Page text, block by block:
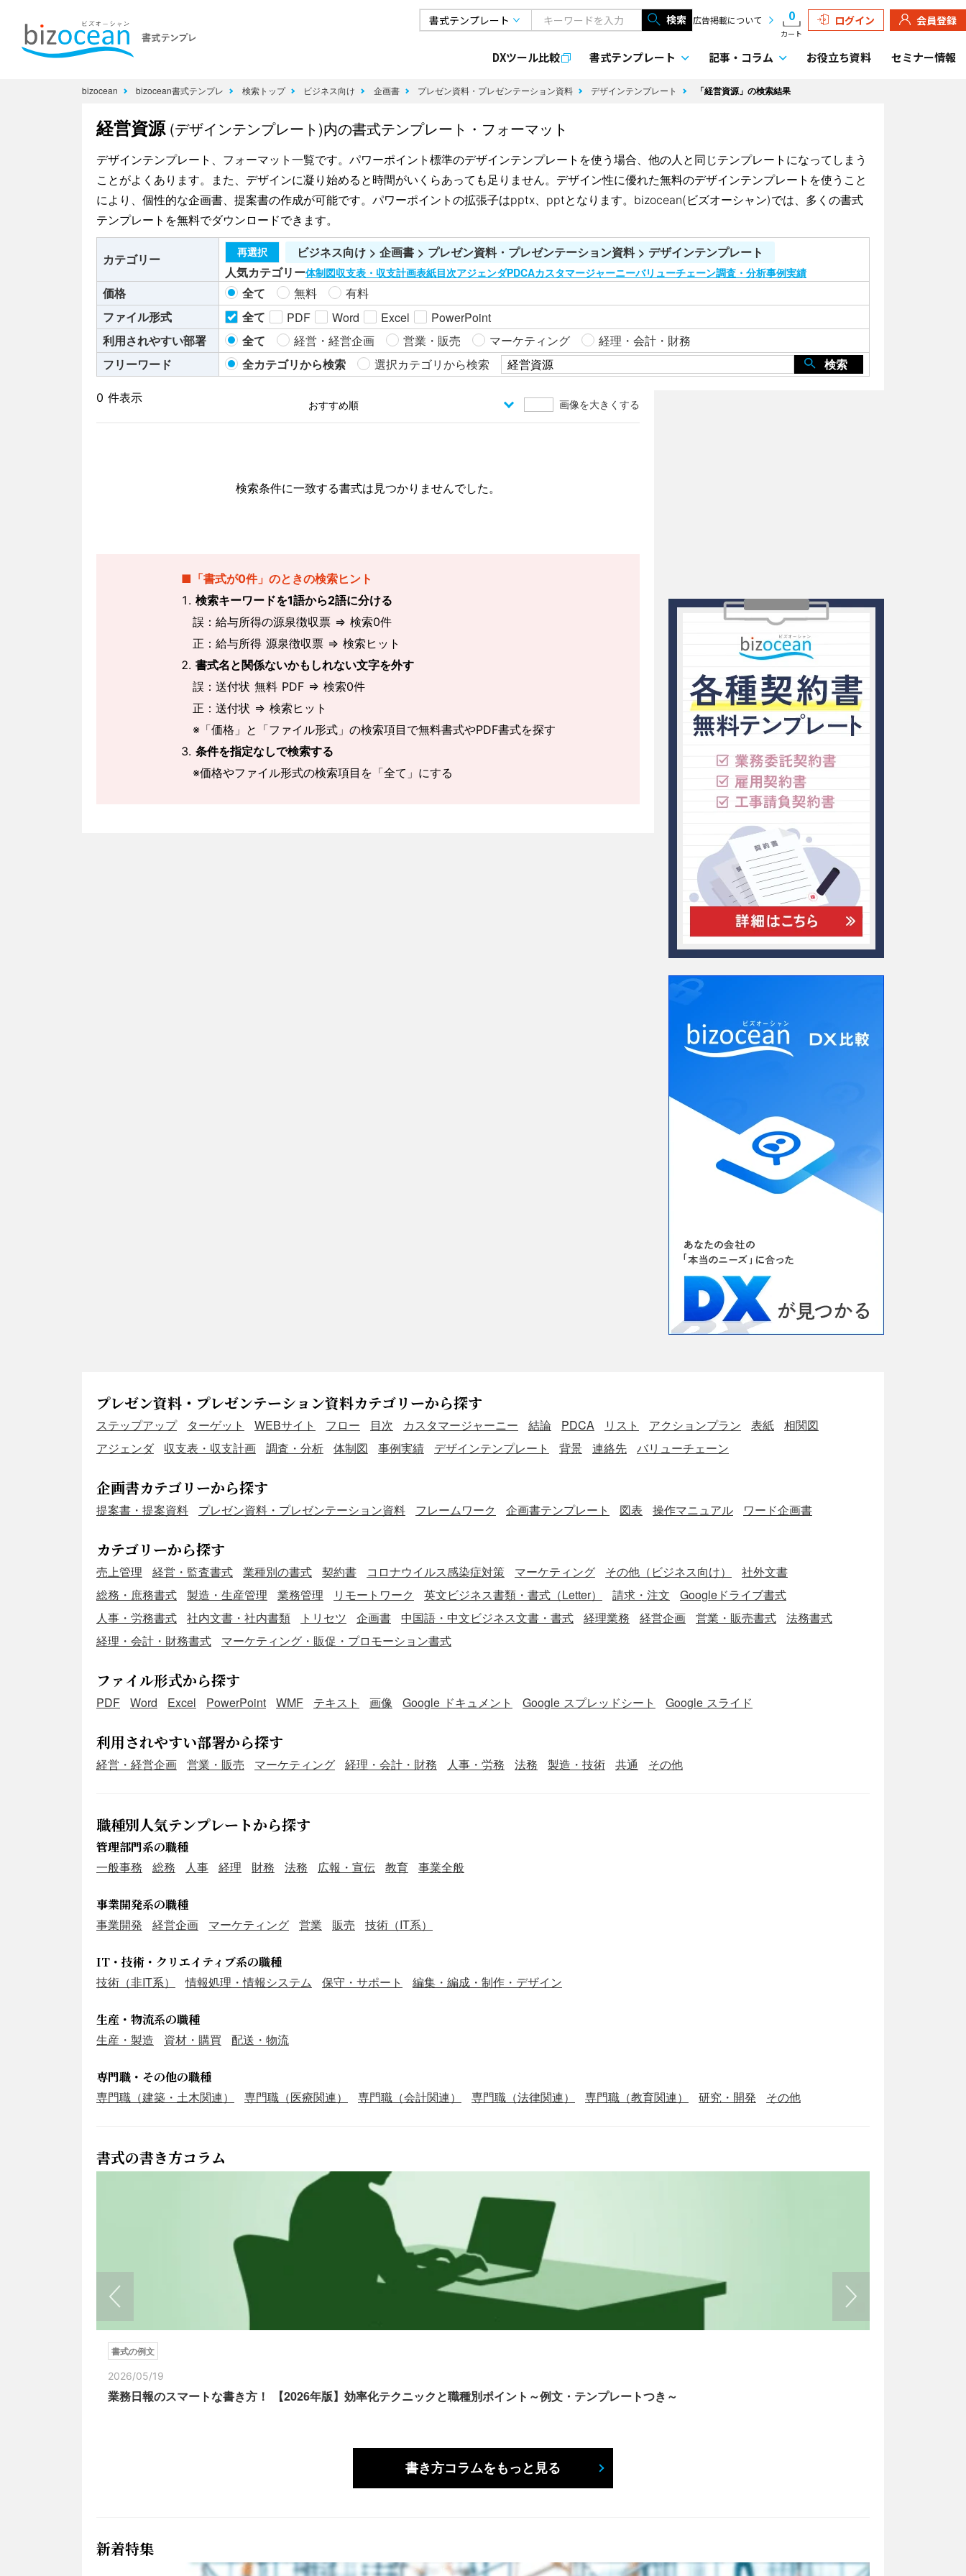
検索 広告掲載について 0
カート
ログイン 会員登録
DXツール比較 書式テンプレート 記事・ コラム お役立ち資料 セミナー情報
bizocean bizocean書式テンプレ 検索トップ ビジネス向け 企画書 プレゼン資料・プレゼンテーション資料 デザインテンプレート 「経営資源」の検索結果
経営資源 (デザインテンプレート)内の書式テンプレート・フォーマット
デザインテンプレート、フォーマット一覧です。パワーポイント標準のデザインテンプレートを使う場合、他の人と同じテンプレートになってしまう
ことがよくあります。また、デザインに凝り始めると時間がいくらあっても足りません。デザイン性に優れた無料のデザインテンプレートを使うこと
により、個性的な企画書、提案書の作成が可能です。パワーポイントの拡張子はpptx、pptとなります。bizocean(ビズオーシャン)では、多くの書式
テンプレートを無料でダウンロードできます。
カテゴリー 再選択
ビジネス向け > 企画書 > プレゼン資料・プレゼンテーション資料 > デザインテンプレート
人気カテゴリー体制図収支表・収支計画表紙目次アジェンダPDCAカスタマージャーニーバリューチェーン調査・分析事例実績
価格 全て 無料
有料
ファイル形式
全て PDF Word Excel
PowerPoint
利用されやすい部署
全て 経営・経営企画 営業・販売 マーケティング
経理・会計・財務
フリーワード
全カテゴリから検索 選択カテゴリから検索 検索
0 件表示 画像を大きくする
検索条件に一致する書式は見つかりませんでした。
■「書式が0件」のときの検索ヒント
検索キーワードを1語から2語に分ける
誤：給与所得の源泉徴収票 ⇒ 検索0件
正：給与所得 源泉徴収票 ⇒ 検索ヒット
書式名と関係ないかもしれない文字を外す
誤：送付状 無料 PDF ⇒ 検索0件
正：送付状 ⇒ 検索ヒット
※「価格」と「ファイル形式」の検索項目で無料書式やPDF書式を探す
条件を指定なしで検索する
※価格やファイル形式の検索項目を「全て」にする
プレゼン資料・プレゼンテーション資料カテゴリーから探す
ステップアップ ターゲット WEBサイト フロー 目次 カスタマージャーニー 結論 PDCA リスト アクションプラン 表紙
相関図
アジェンダ
収支表・収支計画 調査・分析 体制図 事例実績 デザインテンプレート 背景 連絡先 バリューチェーン
企画書カテゴリーから探す
提案書・提案資料 プレゼン資料・プレゼンテーション資料 フレームワーク 企画書テンプレート 図表 操作マニュアル ワード企画書
カテゴリーから探す
売上管理 経営・監査書式 業種別の書式 契約書 コロナウイルス感染症対策 マーケティング その他（ビジネス向け）
社外文書
総務・庶務書式
製造・生産管理 業務管理 リモートワーク 英文ビジネス書類・書式（Letter） 請求・注文
Googleドライブ書式
人事・労務書式
社内文書・社内書類 トリセツ 企画書 中国語・中文ビジネス文書・書式 経理業務 経営企画 営業・販売書式
法務書式
経理・会計・財務書式
マーケティング・販促・プロモーション書式
ファイル形式から探す
PDF Word Excel PowerPoint WMF テキスト 画像 Google ドキュメント Google スプレッドシート Google スライド
利用されやすい部署から探す
経営・経営企画 営業・販売 マーケティング 経理・会計・財務 人事・労務 法務 製造・技術 共通 その他
職種別人気テンプレートから探す
管理部門系の職種
一般事務
総務 人事 経理 財務 法務 広報・宣伝 教育 事業全般
事業開発系の職種
事業開発
経営企画 マーケティング 営業 販売 技術（IT系）
IT・技術・クリエイティブ系の職種
技術（非IT系）
情報処理・情報システム 保守・サポート 編集・編成・制作・デザイン
生産・物流系の職種
生産・製造
資材・購買 配送・物流
専門職・その他の職種
専門職（建築・土木関連）
専門職（医療関連） 専門職（会計関連） 専門職（法律関連） 専門職（教育関連） 研究・開発 その他
書式の書き方コラム
書式の例文
2026/05/19
業務日報のスマートな書き方！ 【2026年版】効率化テクニックと職種別ポイント～例文・テンプレートつき～
書き方コラムをもっと見る
新着特集